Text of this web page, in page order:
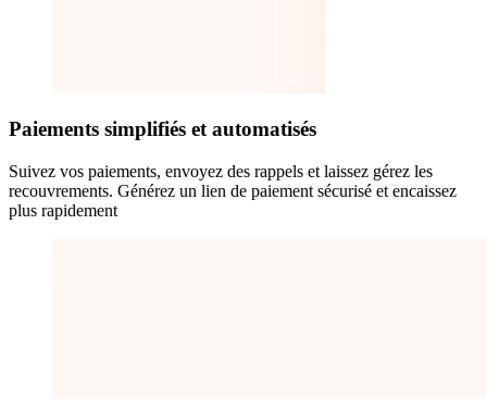
Paiements simplifiés et automatisés
Suivez vos paiements, envoyez des rappels et laissez gérez les
recouvrements. Générez un lien de paiement sécurisé et encaissez
plus rapidement